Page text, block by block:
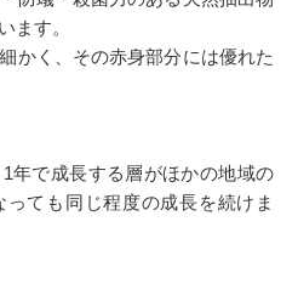
販売・施工代理店募集
ます。
かく、その赤身部分には優れた
年で成長する層がほかの地域の
ても同じ程度の成長を続けま